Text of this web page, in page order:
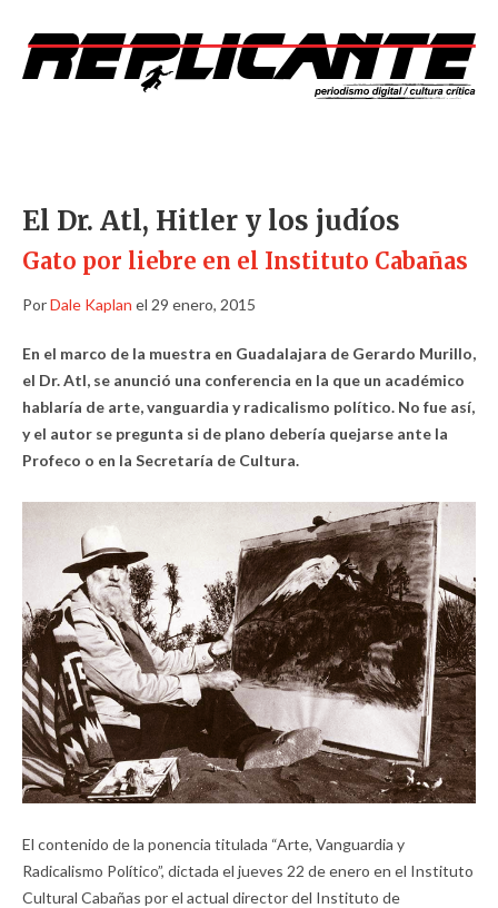
El Dr. Atl, Hitler y los judíos
Gato por liebre en el Instituto Cabañas
PorDale Kaplan el 29 enero, 2015
En el marco de la muestra en Guadalajara de Gerardo Murillo,
el Dr. Atl, se anunció una conferencia en la que un académico
hablaría de arte, vanguardia y radicalismo político. No fue así,
y el autor se pregunta si de plano debería quejarse ante la
Profeco o en la Secretaría de Cultura.
El contenido de la ponencia titulada “Arte, Vanguardia y
Radicalismo Político”, dictada el jueves 22 de enero en el Instituto
Cultural Cabañas por el actual director del Instituto de